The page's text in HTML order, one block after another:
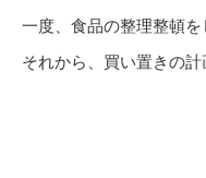
一度、食品の整理整頓を
それから、買い置きの計